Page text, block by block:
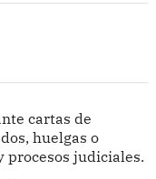
cartas de
huelgas o
procesos judiciales.